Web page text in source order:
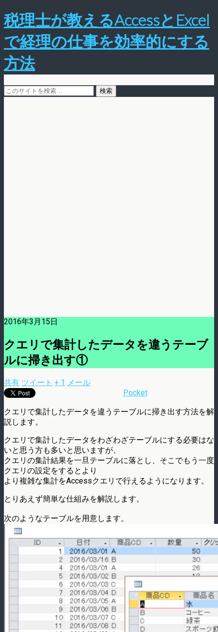
税理士が教えるAccessとExcel
で経理の仕事を効率的にする
方法
2016年3月15日
クエリで集計したデータを違うテーブ
ルに掃き出す①
共有 ツイート + 1 メール
Pocket
クエリで集計したデータを違うテーブルに掃き出す方法を解
説します。
クエリで集計したデータをわざわざテーブルにする必要はな
いと思う方も多いと思いますが、
クエリの集計結果を一旦テーブルに落とし、そこでもう一度
クエリの設定をするとより
より複雑な集計をAccessクエリで行えるようになります。
とりあえず簡単な仕組みを解説します。
次のようなテーブルを用意します。